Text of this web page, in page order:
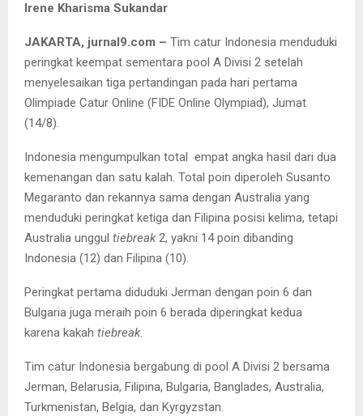
Irene Kharisma Sukandar
JAKARTA, jurnal9.com – Tim catur Indonesia menduduki
peringkat keempat sementara pool A Divisi 2 setelah
menyelesaikan tiga pertandingan pada hari pertama
Olimpiade Catur Online (FIDE Online Olympiad), Jumat
(14/8).
Indonesia mengumpulkan total empat angka hasil dari dua
kemenangan dan satu kalah. Total poin diperoleh Susanto
Megaranto dan rekannya sama dengan Australia yang
menduduki peringkat ketiga dan Filipina posisi kelima, tetapi
Australia unggul tiebreak2, yakni 14 poin dibanding
Indonesia (12) dan Filipina (10).
Peringkat pertama diduduki Jerman dengan poin 6 dan
Bulgaria juga meraih poin 6 berada diperingkat kedua
karena kakah tiebreak.
Tim catur Indonesia bergabung di pool A Divisi 2 bersama
Jerman, Belarusia, Filipina, Bulgaria, Banglades, Australia,
Turkmenistan, Belgia, dan Kyrgyzstan.